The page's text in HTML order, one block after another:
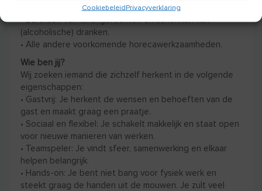
CookiebeleidPrivacyverklaring
opstropen hoort erbij!).
• Bereiden van lunchgerechten en schenken van
(alcoholische) dranken.
• Alle andere voorkomende horecawerkzaamheden.
Wie ben jij?
Wij zoeken iemand die zichzelf herkent in de volgende
eigenschappen:
• Gastvrij: Je herkent de wensen en behoeften van de
gast en maakt graag een praatje.
• Sociaal en flexibel: Je schakelt makkelijk en staat open
voor nieuwe manieren van werken.
• Teamspeler: Je vindt sfeer, samenwerking en elkaar
helpen belangrijk.
• Hands-on: Je bent niet bang voor fysiek werk en
steekt graag de handen uit de mouwen. Je zult veel